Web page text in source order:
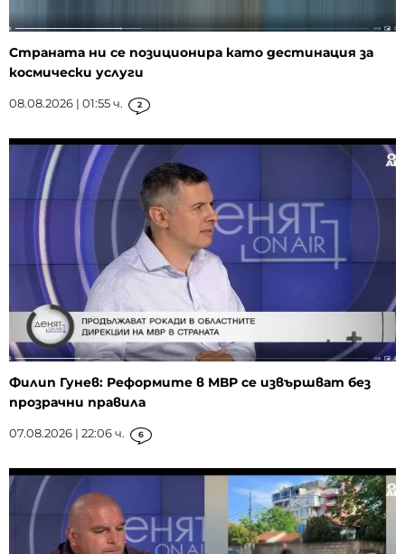
Страната ни се позиционира като дестинация за
космически услуги
08.08.2026 | 01:55 ч. 2
Филип Гунев: Реформите в МВР се извършват без
прозрачни правила
07.08.2026 | 22:06 ч. 6